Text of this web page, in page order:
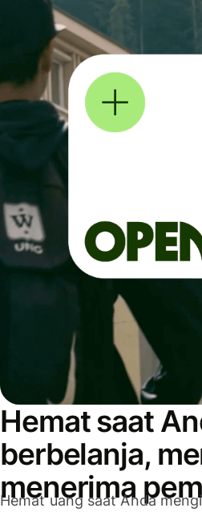
Hemat saat
berbelanja,
menerima
Hemat uang saat Anda